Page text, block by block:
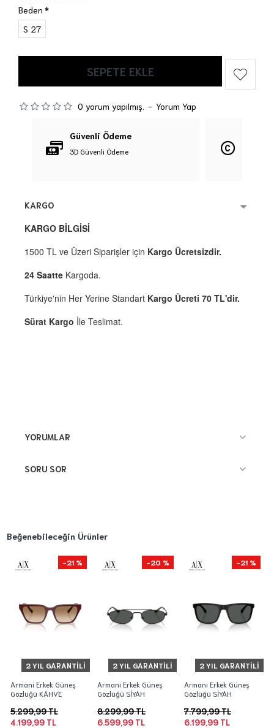
0 yorum yapılmış. - Yorum Yap
Beden
S 27
SEPETE EKLE
Güvenli Ödeme
3D Güvenli Ödeme
KARGO
KARGO BİLGİSİ
1500 TL ve Üzeri Siparişler için Kargo Ücretsizdir.
24 Saatte Kargoda.
Türkiye'nin Her Yerine Standart Kargo Ücreti 70 TL'dir.
Sürat Kargo İle Teslimat.
YORUMLAR
SORU SOR
Beğenebileceğin Ürünler
2 YIL GARANTILI
-21 %
Armani Erkek Güneş
Gözlüğü KAHVE
4.199,99 TL
5.299,99 TL
2 YIL GARANTILI
-20 %
Armani Erkek Güneş
Gözlüğü SİYAH
6.599,99 TL
8.299,99 TL
2 YIL GARANTILI
-21 %
Armani Erkek Güneş
Gözlüğü SİYAH
6.199,99 TL
7.799,99 TL